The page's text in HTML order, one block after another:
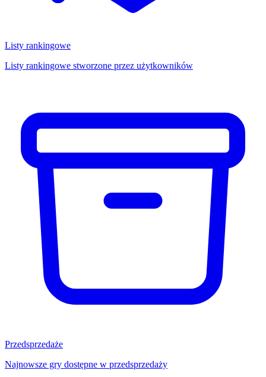
Listy rankingowe
Listy rankingowe stworzone przez użytkowników
Przedsprzedaże
Najnowsze gry dostępne w przedsprzedaży